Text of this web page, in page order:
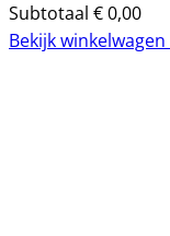
Subtotaal €0,00
Bekijk winkelwagen